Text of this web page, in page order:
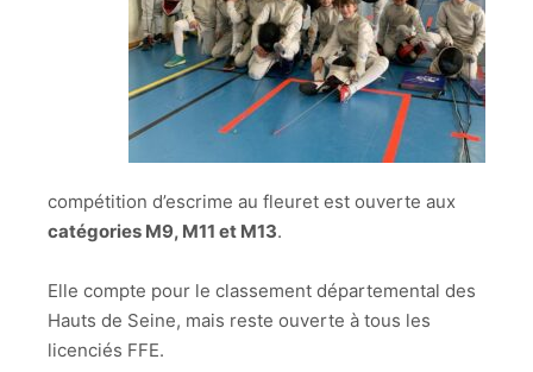
compétition d’escrime au fleuret est ouverte aux
catégories M9, M11 et M13.
Elle compte pour le classement départemental des
Hauts de Seine, mais reste ouverte à tous les
licenciés FFE.